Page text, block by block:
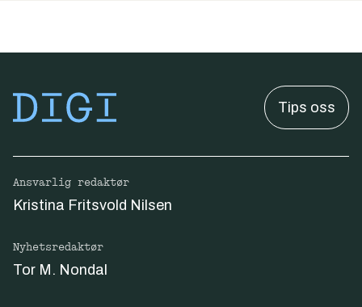
Tips oss
Ansvarlig redaktør
Kristina Fritsvold Nilsen
Nyhetsredaktør
Tor M. Nondal